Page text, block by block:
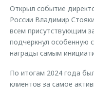
Открыл событие
России Владимир
всем присутствующим
подчеркнул особенную
награды самым
По итогам 2024 года
клиентов за самое